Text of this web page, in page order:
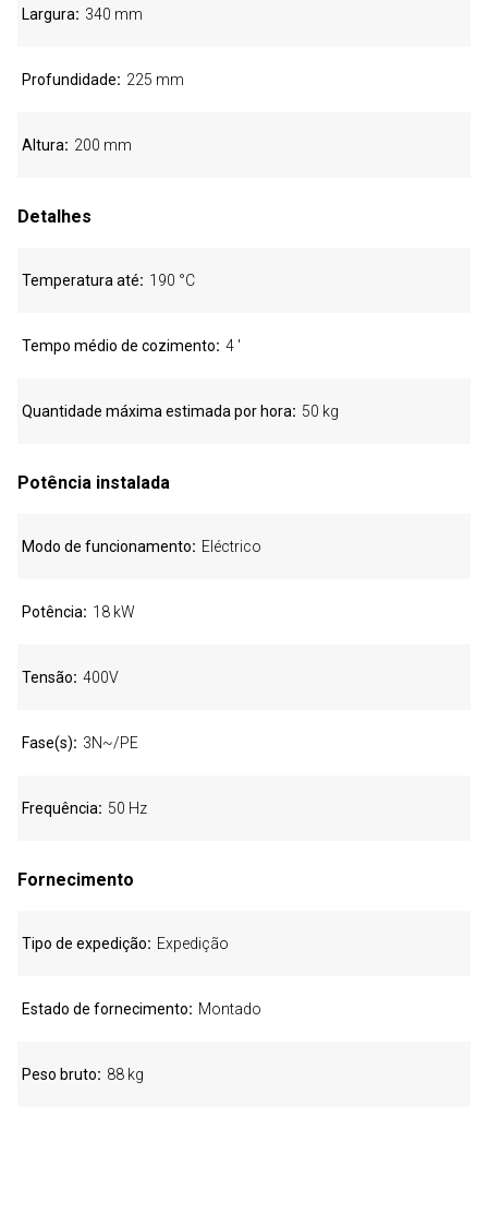
Largura 340 mm
Profundidade 225 mm
Altura 200 mm
Detalhes
Temperatura até 190 °C
Tempo médio de cozimento 4 '
Quantidade máxima estimada por hora 50 kg
Potência instalada
Modo de funcionamento Eléctrico
Potência 18 kW
Tensão 400V
Fase(s) 3N~/PE
Frequência 50 Hz
Fornecimento
Tipo de expedição Expedição
Estado de fornecimento Montado
Peso bruto 88 kg